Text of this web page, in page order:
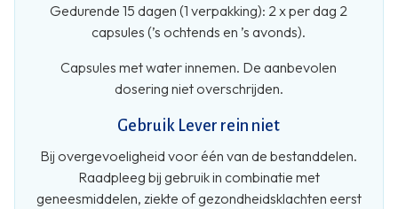
Gedurende 15 dagen (1 verpakking): 2 x per dag 2
capsules (’s ochtends en ’s avonds).
Capsules met water innemen. De aanbevolen
dosering niet overschrijden.
Gebruik Lever rein niet
Bij overgevoeligheid voor één van de bestanddelen.
Raadpleeg bij gebruik in combinatie met
geneesmiddelen, ziekte of gezondheidsklachten eerst